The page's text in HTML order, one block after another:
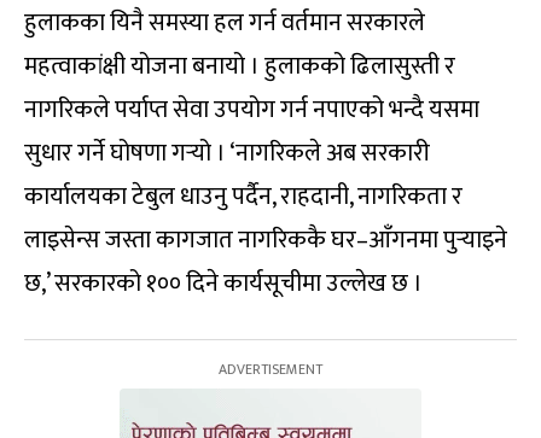
हुलाकका यिनै समस्या हल गर्न वर्तमान सरकारले
महत्वाकांक्षी योजना बनायो । हुलाकको ढिलासुस्ती र
नागरिकले पर्याप्त सेवा उपयोग गर्न नपाएको भन्दै यसमा
सुधार गर्ने घोषणा गर्‍यो । ‘नागरिकले अब सरकारी
कार्यालयका टेबुल धाउनु पर्दैन, राहदानी, नागरिकता र
लाइसेन्स जस्ता कागजात नागरिककै घर–आँगनमा पुर्‍याइने
छ,’ सरकारको १०० दिने कार्यसूचीमा उल्लेख छ ।